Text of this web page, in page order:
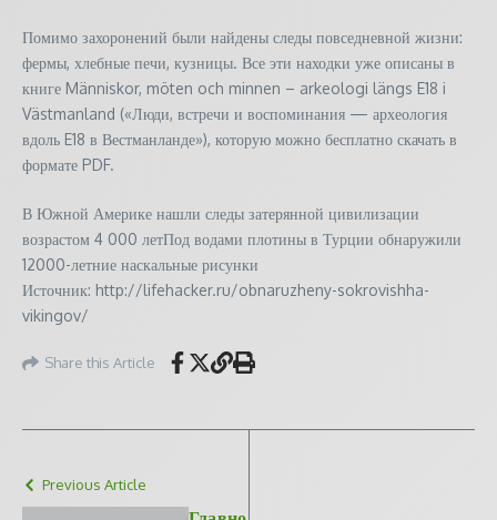
Помимо захоронений были найдены следы повседневной жизни:
фермы, хлебные печи, кузницы. Все эти находки уже описаны в
книге Människor, möten och minnen – arkeologi längs E18 i
Västmanland («Люди, встречи и воспоминания — археология
вдоль E18 в Вестманланде»), которую можно бесплатно скачать в
формате PDF.
В Южной Америке нашли следы затерянной цивилизации
возрастом 4 000 летПод водами плотины в Турции обнаружили
12000-летние наскальные рисунки
Источник: http://lifehacker.ru/obnaruzheny-sokrovishha-
vikingov/
Share this Article
Previous Article